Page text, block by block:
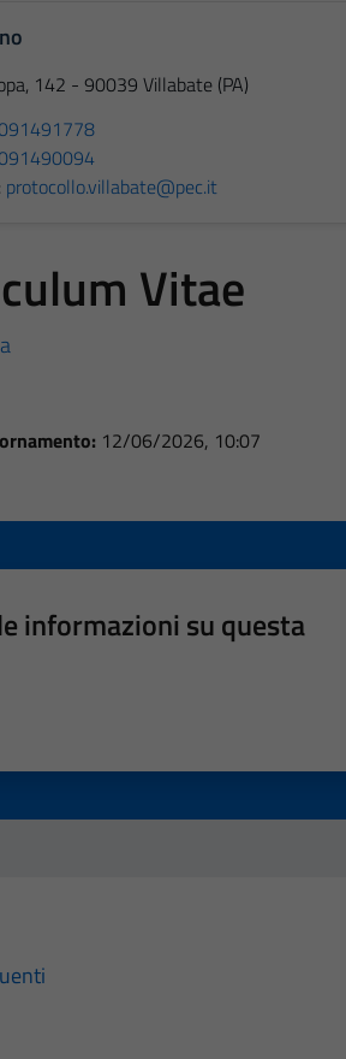
142 - 90039 Villabate (PA)
protocollo.villabate@pec.it
Vitae
12/06/2026, 10:07
informazioni su questa